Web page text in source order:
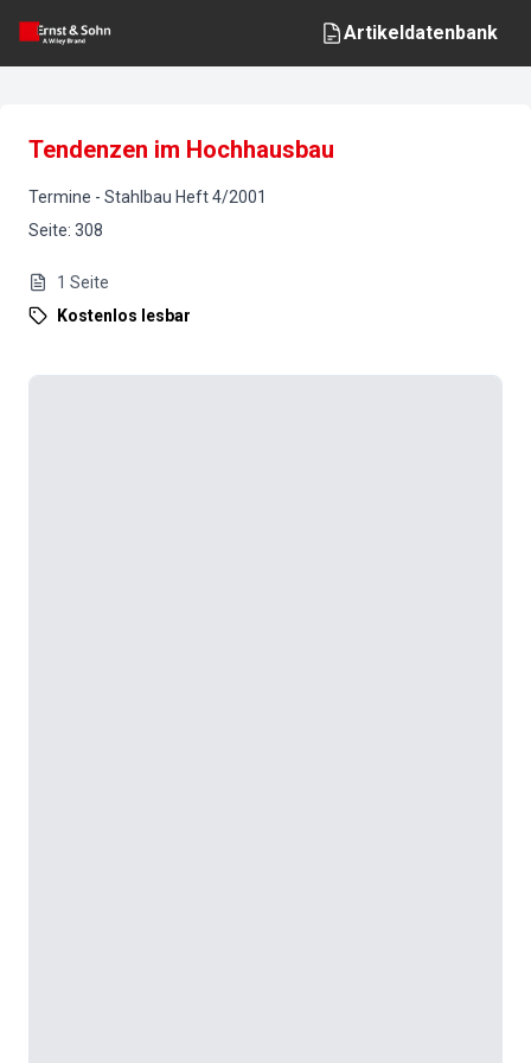
Artikeldatenbank
Tendenzen im Hochhausbau
Termine - Stahlbau Heft4/2001
Seite: 308
1 Seite
Kostenlos lesbar